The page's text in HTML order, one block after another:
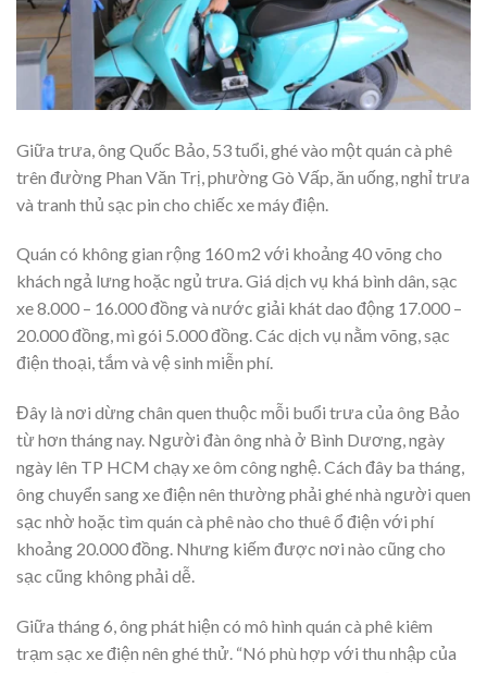
Giữa trưa, ông Quốc Bảo, 53 tuổi, ghé vào một quán cà phê
trên đường Phan Văn Trị, phường Gò Vấp, ăn uống, nghỉ trưa
và tranh thủ sạc pin cho chiếc xe máy điện.
Quán có không gian rộng 160 m2 với khoảng 40 võng cho
khách ngả lưng hoặc ngủ trưa. Giá dịch vụ khá bình dân, sạc
xe 8.000 – 16.000 đồng và nước giải khát dao động 17.000 –
20.000 đồng, mì gói 5.000 đồng. Các dịch vụ nằm võng, sạc
điện thoại, tắm và vệ sinh miễn phí.
Đây là nơi dừng chân quen thuộc mỗi buổi trưa của ông Bảo
từ hơn tháng nay. Người đàn ông nhà ở Bình Dương, ngày
ngày lên TP HCM chạy xe ôm công nghệ. Cách đây ba tháng,
ông chuyển sang xe điện nên thường phải ghé nhà người quen
sạc nhờ hoặc tìm quán cà phê nào cho thuê ổ điện với phí
khoảng 20.000 đồng. Nhưng kiếm được nơi nào cũng cho
sạc cũng không phải dễ.
Giữa tháng 6, ông phát hiện có mô hình quán cà phê kiêm
trạm sạc xe điện nên ghé thử. “Nó phù hợp với thu nhập của